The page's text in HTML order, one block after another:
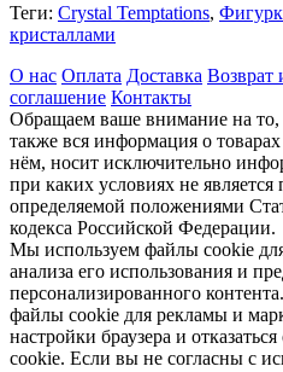
Теги: Crystal Temptations,
кристаллами
О нас Оплата Доставка Возврат
соглашение Контакты
Обращаем ваше внимание на то,
также вся информация о
нём, носит исключительно
при каких условиях не
определяемой положениями
кодекса Российской Федерации.
Мы используем файлы cookie
анализа его использования и
персонализированного
файлы cookie для рекламы и
настройки браузера и
cookie. Если вы не согласны с